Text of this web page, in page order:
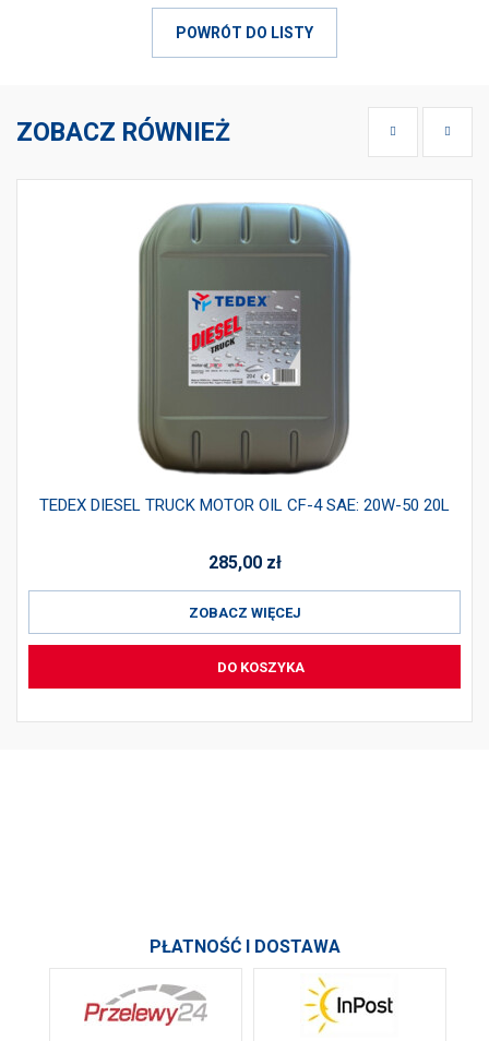
POWRÓT DO LISTY
ZOBACZ RÓWNIEŻ
TEDEX DIESEL TRUCK MOTOR OIL CF-4 SAE: 20W-50 20L
285,00 zł
ZOBACZ WIĘCEJ
DO KOSZYKA
PŁATNOŚĆ I DOSTAWA